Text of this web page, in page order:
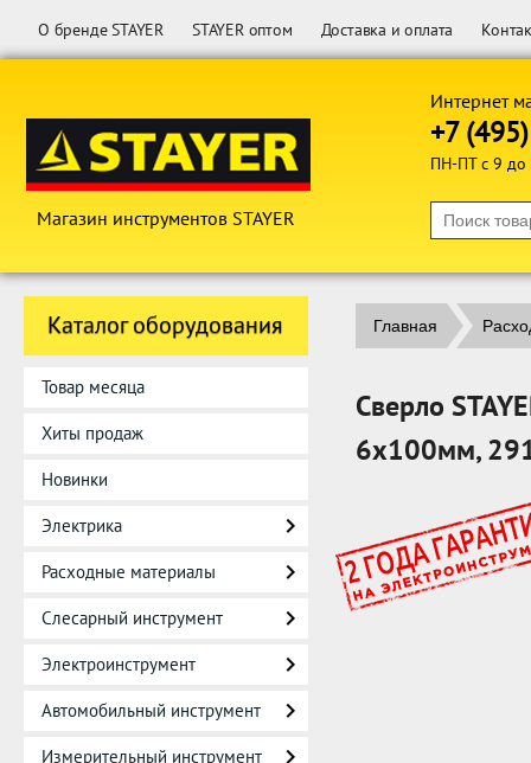
О бренде STAYER STAYER оптом Доставка и оплата
Магазин инструментов STAYER
Интернет
+7
ПН-ПТ с 9 до
Каталог оборудования
Товар месяца
Хиты продаж
Новинки
Электрика
Расходные материалы
Слесарный инструмент
Электроинструмент
Автомобильный инструмент
Измерительный инструмент
Главная
Сверло
6x100мм,